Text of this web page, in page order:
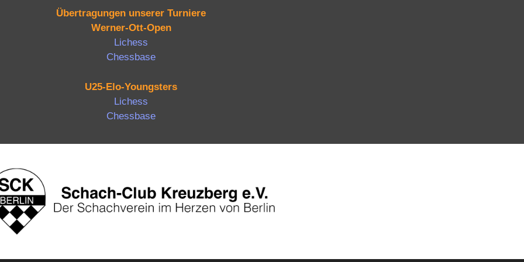
Übertragungen unserer Turniere
Werner-Ott-Open
Lichess
Chessbase
U25-Elo-Youngsters
Lichess
Chessbase